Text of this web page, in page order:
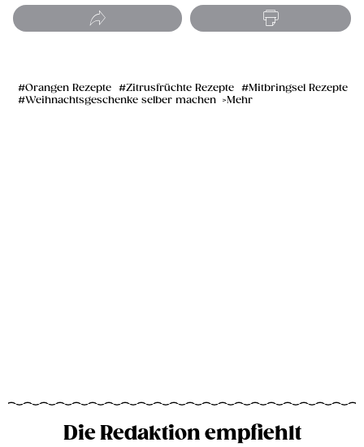
Orangen Rezepte Zitrusfrüchte Rezepte
Mitbringsel Rezepte
Weihnachtsgeschenke selber machen
Mehr
Die Redaktion empfiehlt